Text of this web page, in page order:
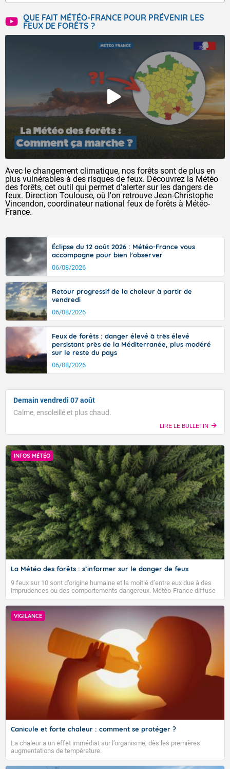
QUE FAIT MÉTÉO-FRANCE POUR PRÉVENIR LES
FEUX DE FORÊTS ?
Avec le changement climatique, nos forêts sont de plus en
plus vulnérables à des risques de feux. Découvrez la Météo
des forêts, cet outil qui permet d'alerter sur les dangers de
feux. Direction Toulouse, où l'on retrouve Jean-Christophe
Vincendon, coordinateur national feux de forêts à Météo-
France.
Éclipse du 12 août 2026 : Météo-France vous
accompagne pour bien l'observer
06/08/2026
Retour progressif de la chaleur à partir de
vendredi
06/08/2026
Feux de forêts : danger élevé à très élevé
persistant près de la Méditerranée, plus modéré
sur le reste du pays
06/08/2026
Demain vendredi 07 août
Calme, ensoleillé et plus chaud.
LIRE LE BULLETIN
INFOS MÉTÉO
La Météo des forêts : s’informer sur le danger de feux
9 feux sur 10 sont d’origine humaine et la moitié d’entre eux due à des
imprudences ou des comportements dangereux. Météo-France diffuse
depuis 2023 la Météo des forêts afin d’informer quotidiennement le
public sur le niveau de danger de feux de forêts et faire connaître les
bons gestes pour éviter les départs d’incendie.
VIGILANCE
Canicule et forte chaleur : comment se protéger ?
La chaleur a un effet immédiat sur l’organisme, dès les premières
augmentations de température.